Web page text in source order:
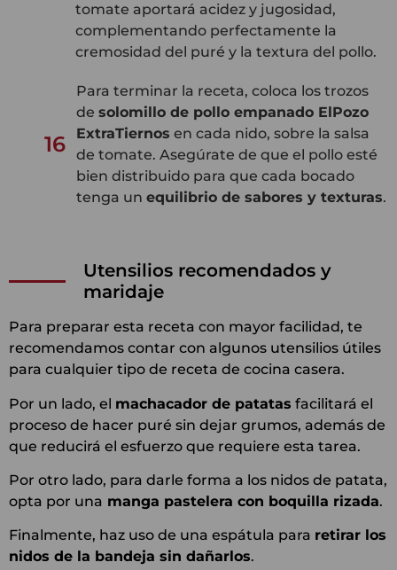
tomate aportará acidez y jugosidad,
complementando perfectamente la
cremosidad del puré y la textura del pollo.
16
Para terminar la receta, coloca los trozos
de solomillo de pollo empanado ElPozo
ExtraTiernos en cada nido, sobre la salsa
de tomate. Asegúrate de que el pollo esté
bien distribuido para que cada bocado
tenga un equilibrio de sabores y texturas.
Utensilios recomendados y
maridaje
Para preparar esta receta con mayor facilidad, te
recomendamos contar con algunos utensilios útiles
para cualquier tipo de receta de cocina casera.
Por un lado, el machacador de patatas facilitará el
proceso de hacer puré sin dejar grumos, además de
que reducirá el esfuerzo que requiere esta tarea.
Por otro lado, para darle forma a los nidos de patata,
opta por una manga pastelera con boquilla rizada.
Finalmente, haz uso de una espátula para retirar los
nidos de la bandeja sin dañarlos.